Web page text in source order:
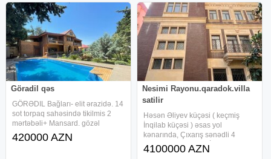
Göradil qəs
GÖRƏDIL Bağları- elit ərazidə. 14
sot torpaq sahəsində tikilmis 2
mərtəbəli+ Mansard. gözəl
proyektli, çox keyfiyyətlə tikilmiş,
TƏMİRLİ BAĞ EVI satılır. Evin
420000 AZN
Nesimi Rayonu.qaradok.villa
satilir
Həsən Əliyev küçəsi ( keçmiş
İnqilab küçəsi ) əsas yol
kənarında, Çıxarış sənədli 4
mərtəbə Villa satılır. İçərisində Lifti
də var. Girişi kəsişmədə Azər
4100000 AZN